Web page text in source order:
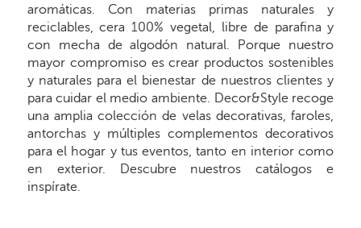
aromáticas. Con materias primas naturales y
reciclables, cera 100% vegetal, libre de parafina y
con mecha de algodón natural. Porque nuestro
mayor compromiso es crear productos sostenibles
y naturales para el bienestar de nuestros clientes y
para cuidar el medio ambiente. Decor&Style recoge
una amplia colección de velas decorativas, faroles,
antorchas y múltiples complementos decorativos
para el hogar y tus eventos, tanto en interior como
en exterior. Descubre nuestros catálogos e
inspírate.